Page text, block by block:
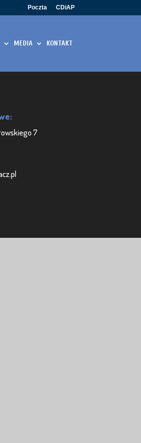
Poczta CDiAP
MEDIA KONTAKT
7